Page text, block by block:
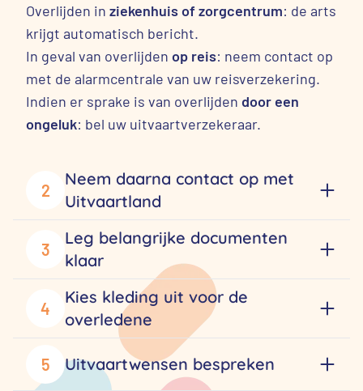
Overlijden in ziekenhuis of zorgcentrum: de arts
krijgt automatisch bericht.
In geval van overlijden op reis: neem contact op
met de alarmcentrale van uw reisverzekering.
Indien er sprake is van overlijden door een
ongeluk: bel uw uitvaartverzekeraar.
2
Neem daarna contact op met
Uitvaartland
3
Leg belangrijke documenten
klaar
4
Kies kleding uit voor de
overledene
5 Uitvaartwensen bespreken